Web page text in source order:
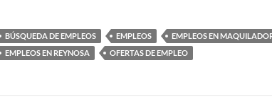
BÚSQUEDA DE EMPLEOS EMPLEOS
EMPLEOS EN
EMPLEOS EN REYNOSA
OFERTAS DE EMPLEO